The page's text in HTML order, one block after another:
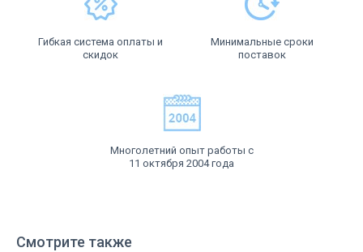
Гибкая система оплаты и
скидок
Минимальные сроки
поставок
Многолетний опыт работы с
11 октября 2004 года
Смотрите также